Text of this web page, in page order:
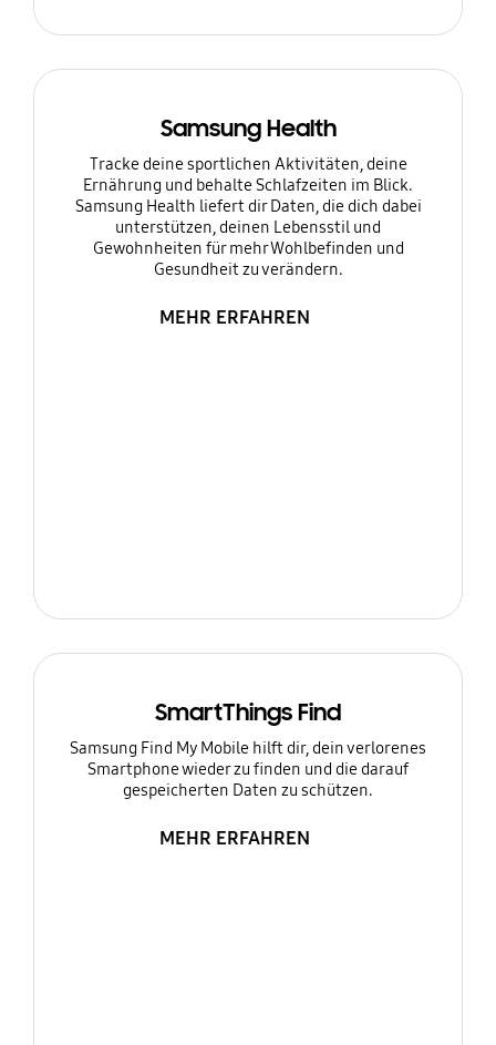
Samsung Health
Tracke deine sportlichen Aktivitäten, deine
Ernährung und behalte Schlafzeiten im Blick.
Samsung Health liefert dir Daten, die dich dabei
unterstützen, deinen Lebensstil und
Gewohnheiten für mehr Wohlbefinden und
Gesundheit zu verändern.
MEHR ERFAHREN
SmartThings Find
Samsung Find My Mobile hilft dir, dein verlorenes
Smartphone wieder zu finden und die darauf
gespeicherten Daten zu schützen.
MEHR ERFAHREN